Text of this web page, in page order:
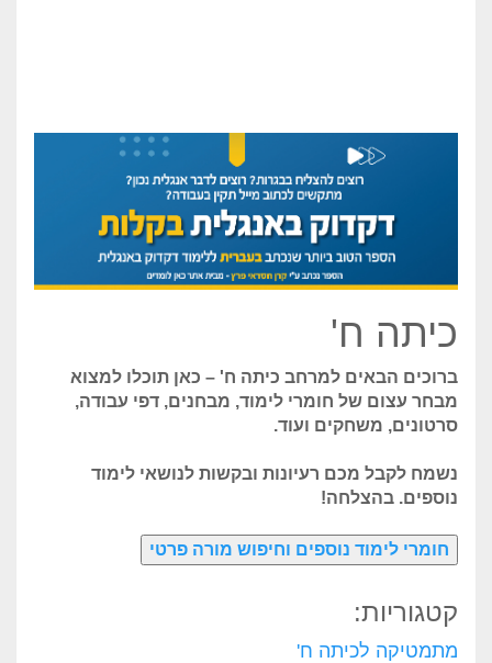
כיתה ח'
ברוכים הבאים למרחב כיתה ח' – כאן תוכלו למצוא
מבחר עצום של חומרי לימוד, מבחנים, דפי עבודה,
סרטונים, משחקים ועוד.
נשמח לקבל מכם רעיונות ובקשות לנושאי לימוד
נוספים. בהצלחה!
קטגוריות:
מתמטיקה לכיתה ח'